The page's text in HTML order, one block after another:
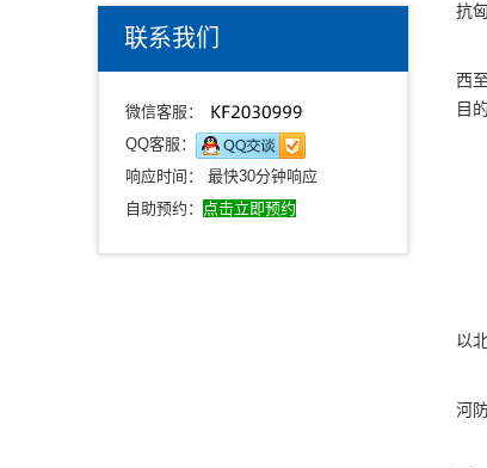
联系我们
微信客服：
QQ客服：
响应时间： 最快30分钟响应
自助预约： 点击立即预约
抗
我
西
目
所
蒙
公
蒙
以
随
河
蒙